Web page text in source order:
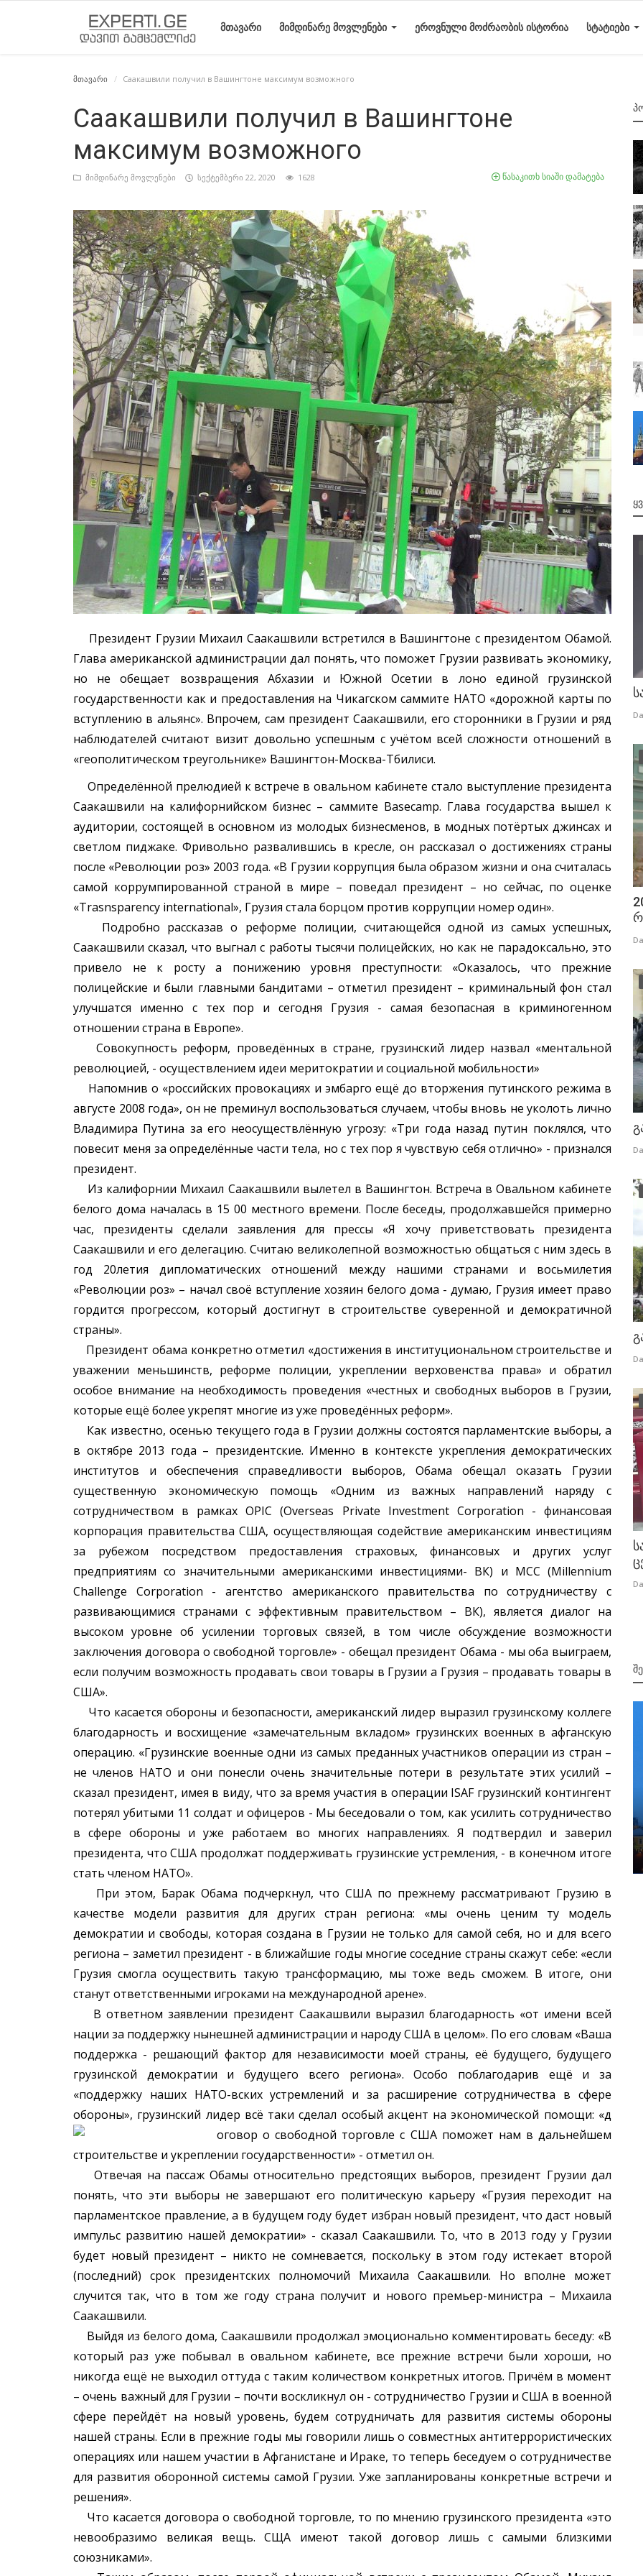
ᲛᲗᲐᲕᲐᲠᲘ ᲛᲘᲛᲓᲘᲜᲐᲠᲔ ᲛᲝᲕᲚᲔᲜᲔᲑᲘ ᲔᲠᲝᲕᲜᲣᲚᲘ ᲛᲝᲫᲠᲐᲝᲑᲘᲡ ᲘᲡᲢᲝᲠᲘᲐ ᲡᲢᲐᲢᲘᲔᲑᲘ
მთავარი Саакашвили получил в Вашингтоне максимум возможного
Саакашвили получил в Вашингтоне
максимум возможного
მიმდინარე მოვლენები სექტემბერი 22, 2020 1628 წასაკითხ სიაში დამატება
Президент Грузии Михаил Саакашвили встретился в Вашингтоне с президентом Обамой.
Глава американской администрации дал понять, что поможет Грузии развивать экономику,
но не обещает возвращения Абхазии и Южной Осетии в лоно единой грузинской
государственности как и предоставления на Чикагском саммите НАТО «дорожной карты по
вступлению в альянс». Впрочем, сам президент Саакашвили, его сторонники в Грузии и ряд
наблюдателей считают визит довольно успешным с учётом всей сложности отношений в
«геополитическом треугольнике» Вашингтон-Москва-Тбилиси.
Определённой прелюдией к встрече в овальном кабинете стало выступление президента
Саакашвили на калифорнийском бизнес – саммите Basecamp. Глава государства вышел к
аудитории, состоящей в основном из молодых бизнесменов, в модных потёртых джинсах и
светлом пиджаке. Фривольно развалившись в кресле, он рассказал о достижениях страны
после «Революции роз» 2003 года. «В Грузии коррупция была образом жизни и она считалась
самой коррумпированной страной в мире – поведал президент – но сейчас, по оценке
«Trasnsparency international», Грузия стала борцом против коррупции номер один».
Подробно рассказав о реформе полиции, считающейся одной из самых успешных,
Саакашвили сказал, что выгнал с работы тысячи полицейских, но как не парадоксально, это
привело не к росту а понижению уровня преступности: «Оказалось, что прежние
полицейские и были главными бандитами – отметил президент – криминальный фон стал
улучшатся именно с тех пор и сегодня Грузия - самая безопасная в криминогенном
отношении страна в Европе».
Совокупность реформ, проведённых в стране, грузинский лидер назвал «ментальной
революцией, - осуществлением идеи меритократии и социальной мобильности»
Напомнив о «российских провокациях и эмбарго ещё до вторжения путинского режима в
августе 2008 года», он не преминул воспользоваться случаем, чтобы вновь не уколоть лично
Владимира Путина за его неосуществлённую угрозу: «Три года назад путин поклялся, что
повесит меня за определённые части тела, но с тех пор я чувствую себя отлично» - признался
президент.
Из калифорнии Михаил Саакашвили вылетел в Вашингтон. Встреча в Овальном кабинете
белого дома началась в 15 00 местного времени. После беседы, продолжавшейся примерно
час, президенты сделали заявления для прессы «Я хочу приветствовать президента
Саакашвили и его делегацию. Считаю великолепной возможностью общаться с ним здесь в
год 20летия дипломатических отношений между нашими странами и восьмилетия
«Революции роз» – начал своё вступление хозяин белого дома - думаю, Грузия имеет право
гордится прогрессом, который достигнут в строительстве суверенной и демократичной
страны».
Президент обама конкретно отметил «достижения в институциональном строительстве и
уважении меньшинств, реформе полиции, укреплении верховенства права» и обратил
особое внимание на необходимость проведения «честных и свободных выборов в Грузии,
которые ещё более укрепят многие из уже проведённых реформ».
Как известно, осенью текущего года в Грузии должны состоятся парламентские выборы, а
в октябре 2013 года – президентские. Именно в контексте укрепления демократических
институтов и обеспечения справедливости выборов, Обама обещал оказать Грузии
существенную экономическую помощь «Одним из важных направлений наряду с
сотрудничеством в рамках OPIC (Overseas Private Investment Corporation - финансовая
корпорация правительства США, осуществляющая содействие американским инвестициям
за рубежом посредством предоставления страховых, финансовых и других услуг
предприятиям со значительными американскими инвестициями- ВК) и MCC (Millennium
Challenge Corporation - агентство американского правительства по сотрудничеству с
развивающимися странами с эффективным правительством – ВК), является диалог на
высоком уровне об усилении торговых связей, в том числе обсуждение возможности
заключения договора о свободной торговле» - обещал президент Обама - мы оба выиграем,
если получим возможность продавать свои товары в Грузии а Грузия – продавать товары в
США».
Что касается обороны и безопасности, американский лидер выразил грузинскому коллеге
благодарность и восхищение «замечательным вкладом» грузинских военных в афганскую
операцию. «Грузинские военные одни из самых преданных участников операции из стран –
не членов НАТО и они понесли очень значительные потери в результате этих усилий –
сказал президент, имея в виду, что за время участия в операции ISAF грузинский контингент
потерял убитыми 11 солдат и офицеров - Мы беседовали о том, как усилить сотрудничество
в сфере обороны и уже работаем во многих направлениях. Я подтвердил и заверил
президента, что США продолжат поддерживать грузинские устремления, - в конечном итоге
стать членом НАТО».
При этом, Барак Обама подчеркнул, что США по прежнему рассматривают Грузию в
качестве модели развития для других стран региона: «мы очень ценим ту модель
демократии и свободы, которая создана в Грузии не только для самой себя, но и для всего
региона – заметил президент - в ближайшие годы многие соседние страны скажут себе: «если
Грузия смогла осуществить такую трансформацию, мы тоже ведь сможем. В итоге, они
станут ответственными игроками на международной арене».
В ответном заявлении президент Саакашвили выразил благодарность «от имени всей
нации за поддержку нынешней администрации и народу США в целом». По его словам «Ваша
поддержка - решающий фактор для независимости моей страны, её будущего, будущего
грузинской демократии и будущего всего региона». Особо поблагодарив ещё и за
«поддержку наших НАТО-вских устремлений и за расширение сотрудничества в сфере
обороны», грузинский лидер всё таки сделал особый акцент на экономической помощи: «д
оговор о свободной торговле с США поможет нам в дальнейшем
строительстве и укреплении государственности» - отметил он.
Отвечая на пассаж Обамы относительно предстоящих выборов, президент Грузии дал
понять, что эти выборы не завершают его политическую карьеру «Грузия переходит на
парламентское правление, а в будущем году будет избран новый президент, что даст новый
импульс развитию нашей демократии» - сказал Саакашвили. То, что в 2013 году у Грузии
будет новый президент – никто не сомневается, поскольку в этом году истекает второй
(последний) срок президентских полномочий Михаила Саакашвили. Но вполне может
случится так, что в том же году страна получит и нового премьер-министра – Михаила
Саакашвили.
Выйдя из белого дома, Саакашвили продолжал эмоционально комментировать беседу: «В
который раз уже побывал в овальном кабинете, все прежние встречи были хороши, но
никогда ещё не выходил оттуда с таким количеством конкретных итогов. Причём в момент
– очень важный для Грузии – почти воскликнул он - сотрудничество Грузии и США в военной
сфере перейдёт на новый уровень, будем сотрудничать для развития системы обороны
нашей страны. Если в прежние годы мы говорили лишь о совместных антитеррористических
операциях или нашем участии в Афганистане и Ираке, то теперь беседуем о сотрудничестве
для развития оборонной системы самой Грузии. Уже запланированы конкретные встречи и
решения».
Что касается договора о свободной торговле, то по мнению грузинского президента «это
невообразимо великая вещь. СЩА имеют такой договор лишь с самыми близкими
союзниками».
8 ივლისი. 2001
კგბ-ს ვარსკვლავთცვენა მოსკოვში
საერთაშორისო მიმოხილვა. 27
ნოემბერი. 2024 წელი